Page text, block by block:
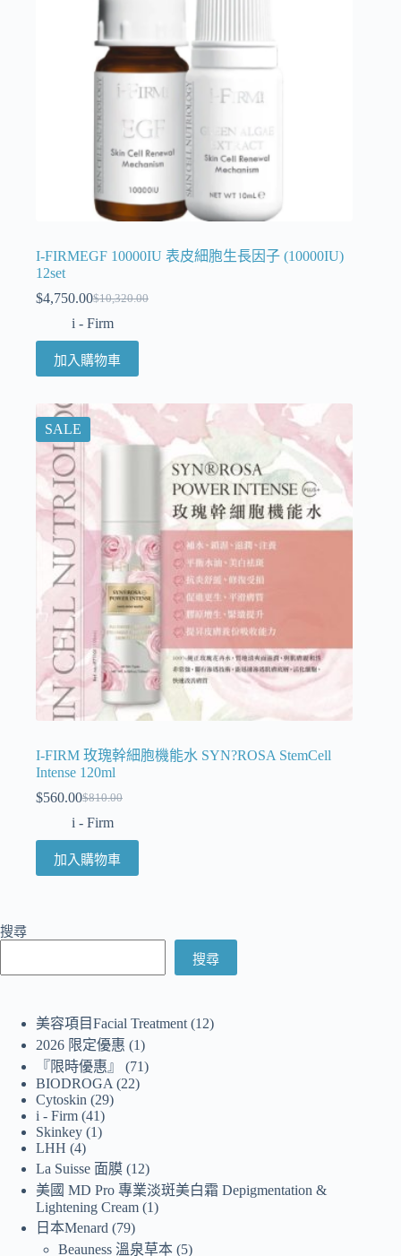
I-FIRMEGF 10000IU 表皮細胞生長因子 (10000IU)
12set
$10,320.00
$4,750.00
i - Firm
加入購物車
SALE
I-FIRM 玫瑰幹細胞機能水 SYN?ROSA StemCell
Intense 120ml
$810.00
$560.00
i - Firm
加入購物車
搜尋
搜尋
美容項目Facial Treatment 12
2026 限定優惠
1
『限時優惠』
71
BIODROGA 22
Cytoskin 29
i - Firm 41
Skinkey 1
LHH 4
La Suisse 面膜 12
美國 MD Pro 專業淡斑美白霜 Depigmentation &
Lightening Cream 1
日本Menard 79
Beauness 溫泉草本 5